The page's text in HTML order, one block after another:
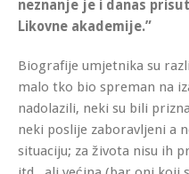
neznanje je i danas
Likovne akademije.”
Biografije umjetnika su
malo tko bio spreman na
nadolazili, neki su bili
neki poslije zaboravljeni a
situaciju; za života nisu ih